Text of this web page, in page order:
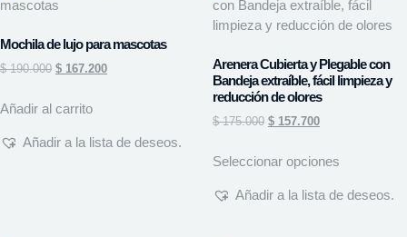
Mochila de lujo para mascotas
$190.000 $ 167.200
Añadir al carrito
Añadir a la lista de deseos.
Arenera Cubierta y Plegable con
Bandeja extraíble, fácil limpieza y
reducción de olores
$175.000 $ 157.700
Seleccionar opciones
Añadir a la lista de deseos.